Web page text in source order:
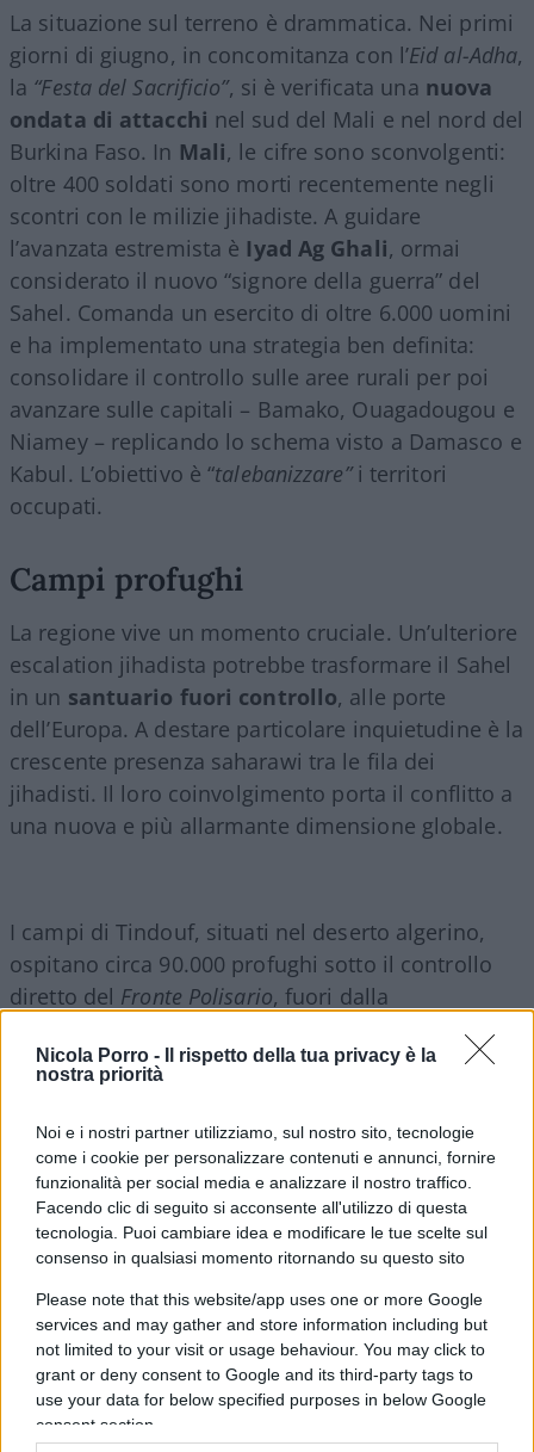
Nicola Porro -
Il rispetto della tua privacy è la
nostra priorità
Noi e i nostri partner utilizziamo, sul nostro sito, tecnologie
come i cookie per personalizzare contenuti e annunci, fornire
funzionalità per social media e analizzare il nostro traffico.
Facendo clic di seguito si acconsente all'utilizzo di questa
tecnologia. Puoi cambiare idea e modificare le tue scelte sul
consenso in qualsiasi momento ritornando su questo sito
Please note that this website/app uses one or more Google
services and may gather and store information including but
not limited to your visit or usage behaviour. You may click to
grant or deny consent to Google and its third-party tags to
use your data for below specified purposes in below Google
consent section.
La situazione sul terreno è drammatica. Nei primi
giorni di giugno, in concomitanza con l’Eid al-Adha,
la “Festa del Sacrificio”, si è verificata una nuova
ondata di attacchi nel sud del Mali e nel nord del
Burkina Faso. In Mali, le cifre sono sconvolgenti:
oltre 400 soldati sono morti recentemente negli
scontri con le milizie jihadiste. A guidare
l’avanzata estremista è Iyad Ag Ghali, ormai
considerato il nuovo “signore della guerra” del
Sahel. Comanda un esercito di oltre 6.000 uomini
e ha implementato una strategia ben definita:
consolidare il controllo sulle aree rurali per poi
avanzare sulle capitali – Bamako, Ouagadougou e
Niamey – replicando lo schema visto a Damasco e
Kabul. L’obiettivo è “talebanizzare”i territori
occupati.
Campi profughi
La regione vive un momento cruciale. Un’ulteriore
escalation jihadista potrebbe trasformare il Sahel
in un santuario fuori controllo, alle porte
dell’Europa. A destare particolare inquietudine è la
crescente presenza saharawi tra le fila dei
jihadisti. Il loro coinvolgimento porta il conflitto a
una nuova e più allarmante dimensione globale.
I campi di Tindouf, situati nel deserto algerino,
ospitano circa 90.000 profughi sotto il controllo
diretto del Fronte Polisario, fuori dalla
giurisdizione delle Nazioni Unite. Le condizioni di
vita sono estreme, segnate da abbandono,
frustrazione e assenza di prospettive. Questo
contesto costituisce unterreno fertile per la
radicalizzazione.
Da questi campi sono usciti leader comeAdnan
Abu al-Walid al-Sahrawi, ex Polisario e capo
delloStato Islamico nel Grande Sahel(ISGS) fino alla
sua uccisione nel 2021. Anche i gruppiFath al-
Andaluse Khilafa, quest’ultimo smantellato in
Spagna dopo la scoperta di unpiano per colpire
Madrid, hanno origini riconducibili a Tindouf.